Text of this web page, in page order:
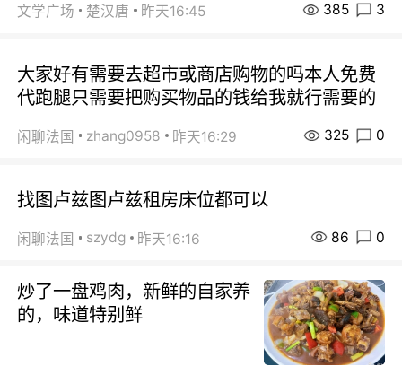
文学广场 楚汉唐 昨天16:45 385 3
大家好有需要去超市或商店购物的吗本人免费
代跑腿只需要把购买物品的钱给我就行需要的
闲聊法国 zhang0958 昨天16:29 325 0
找图卢兹图卢兹租房床位都可以
闲聊法国 szydg 昨天16:16 86 0
炒了一盘鸡肉，新鲜的自家养
的，味道特别鲜